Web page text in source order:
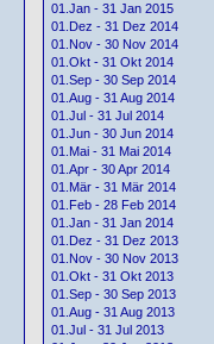
01.Jan - 31 Jan 2015
01.Dez - 31 Dez 2014
01.Nov - 30 Nov 2014
01.Okt - 31 Okt 2014
01.Sep - 30 Sep 2014
01.Aug - 31 Aug 2014
01.Jul - 31 Jul 2014
01.Jun - 30 Jun 2014
01.Mai - 31 Mai 2014
01.Apr - 30 Apr 2014
01.Mär - 31 Mär 2014
01.Feb - 28 Feb 2014
01.Jan - 31 Jan 2014
01.Dez - 31 Dez 2013
01.Nov - 30 Nov 2013
01.Okt - 31 Okt 2013
01.Sep - 30 Sep 2013
01.Aug - 31 Aug 2013
01.Jul - 31 Jul 2013